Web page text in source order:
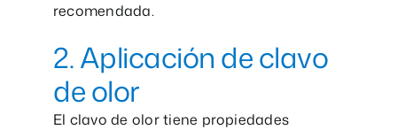
recomendada.
2. Aplicación de clavo
de olor
El clavo de olor tiene propiedades